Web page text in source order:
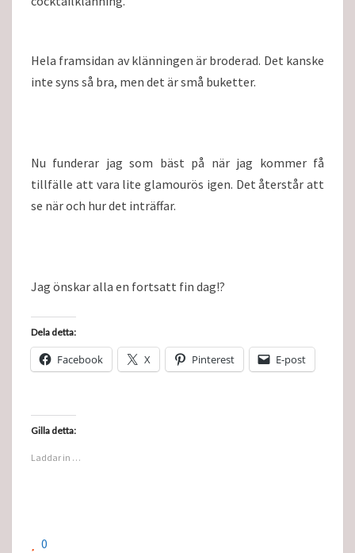
Hela framsidan av klänningen är broderad. Det kanske
inte syns så bra, men det är små buketter.
Nu funderar jag som bäst på när jag kommer få
tillfälle att vara lite glamourös igen. Det återstår att
se när och hur det inträffar.
Jag önskar alla en fortsatt fin dag!?
Dela detta:
Facebook X Pinterest E-post
Gilla detta:
Laddar in …
0